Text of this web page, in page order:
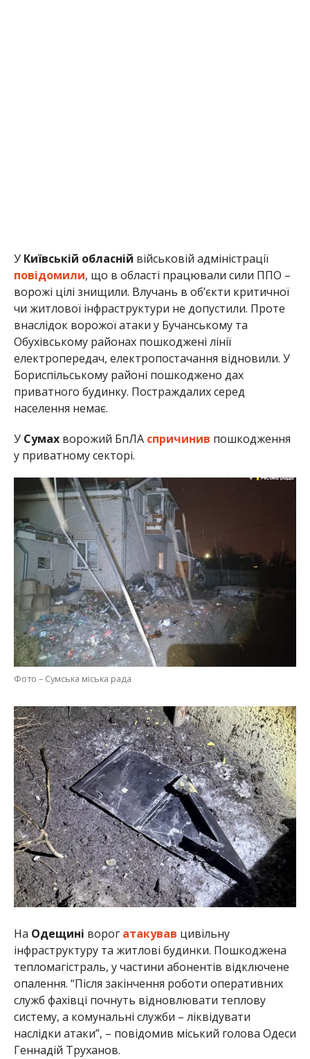
У Київській обласній військовій адміністрації
повідомили, що в області працювали сили ППО –
ворожі цілі знищили. Влучань в об’єкти критичної
чи житлової інфраструктури не допустили. Проте
внаслідок ворожої атаки у Бучанському та
Обухівському районах пошкоджені лінії
електропередач, електропостачання відновили. У
Бориспільському районі пошкоджено дах
приватного будинку. Постраждалих серед
населення немає.
У Сумахворожий БпЛА спричинив пошкодження
у приватному секторі.
Фото – Сумська міська рада
На Одещині ворог атакував цивільну
інфраструктуру та житлові будинки. Пошкоджена
тепломагістраль, у частини абонентів відключене
опалення. “Після закінчення роботи оперативних
служб фахівці почнуть відновлювати теплову
систему, а комунальні служби – ліквідувати
наслідки атаки”, – повідомив міський голова Одеси
Геннадій Труханов.